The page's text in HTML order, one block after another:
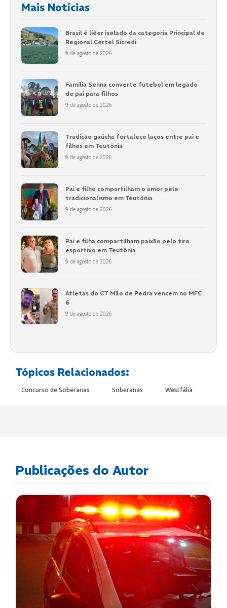
Mais Notícias
Brasil é líder isolado da categoria Principal do
Regional Certel Sicredi
9 de agosto de 2026
Família Senna converte futebol em legado
de pai para filhos
9 de agosto de 2026
Tradição gaúcha fortalece laços entre pai e
filhos em Teutônia
9 de agosto de 2026
Pai e filho compartilham o amor pelo
tradicionalismo em Teutônia
9 de agosto de 2026
Pai e filha compartilham paixão pelo tiro
esportivo em Teutônia
9 de agosto de 2026
Atletas do CT Mão de Pedra vencem no MFC
6
9 de agosto de 2026
Tópicos Relacionados:
Concurso de Soberanas Soberanas Westfália
Publicações do Autor